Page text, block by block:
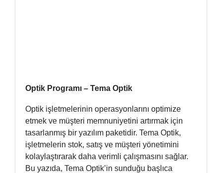
Optik Programı – Tema Optik
Optik işletmelerinin operasyonlarını optimize
etmek ve müşteri memnuniyetini artırmak için
tasarlanmış bir yazılım paketidir. Tema Optik,
işletmelerin stok, satış ve müşteri yönetimini
kolaylaştırarak daha verimli çalışmasını sağlar.
Bu yazıda, Tema Optik’in sunduğu başlıca